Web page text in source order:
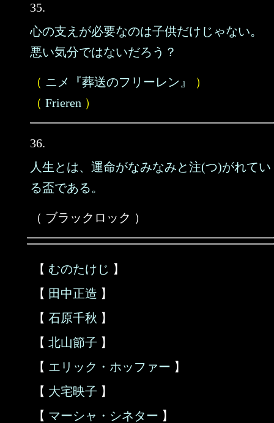
35.
心の支えが必要なのは子供だけじゃない。
悪い気分ではないだろう？
（ ニメ『葬送のフリーレン』
）
（ Frieren ）
36.
人生とは、運命がなみなみと注(つ)がれてい
る盃である。
（ ブラックロック ）
【 むのたけじ 】
【 田中正造 】
【 石原千秋 】
【 北山節子 】
【 エリック・ホッファー 】
【 大宅映子 】
【 マーシャ・シネター 】